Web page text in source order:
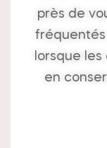
près de
fréquentés
lorsque
en